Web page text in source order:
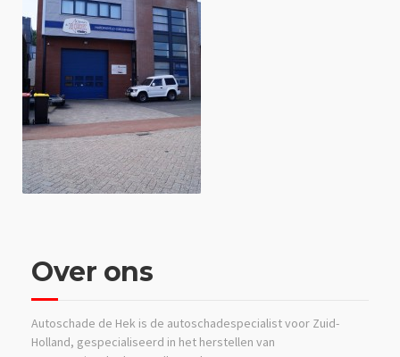
Over ons
Autoschade de Hek is de autoschadespecialist voor Zuid-
Holland, gespecialiseerd in het herstellen van